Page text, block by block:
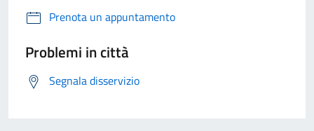
Prenota un appuntamento
Problemi in città
Segnala disservizio